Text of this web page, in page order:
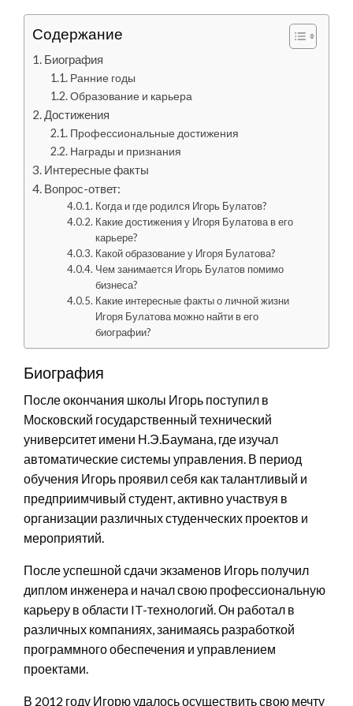
Содержание
Биография
Ранние годы
Образование и карьера
Достижения
Профессиональные достижения
Награды и признания
Интересные факты
Вопрос-ответ:
Когда и где родился Игорь Булатов?
Какие достижения у Игоря Булатова в его
карьере?
Какой образование у Игоря Булатова?
Чем занимается Игорь Булатов помимо
бизнеса?
Какие интересные факты о личной жизни
Игоря Булатова можно найти в его
биографии?
Биография
После окончания школы Игорь поступил в
Московский государственный технический
университет имени Н.Э.Баумана, где изучал
автоматические системы управления. В период
обучения Игорь проявил себя как талантливый и
предприимчивый студент, активно участвуя в
организации различных студенческих проектов и
мероприятий.
После успешной сдачи экзаменов Игорь получил
диплом инженера и начал свою профессиональную
карьеру в области IT-технологий. Он работал в
различных компаниях, занимаясь разработкой
программного обеспечения и управлением
проектами.
В 2012 году Игорю удалось осуществить свою мечту